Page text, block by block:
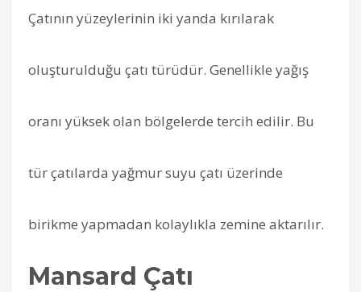
Çatının yüzeylerinin iki yanda kırılarak
oluşturulduğu çatı türüdür. Genellikle yağış
oranı yüksek olan bölgelerde tercih edilir. Bu
tür çatılarda yağmur suyu çatı üzerinde
birikme yapmadan kolaylıkla zemine aktarılır.
Mansard Çatı